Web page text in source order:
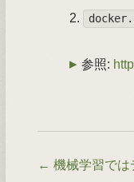
参照:
← 機械学習では